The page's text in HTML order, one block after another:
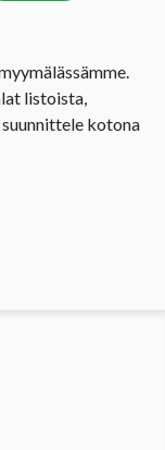
listoista,
kotona